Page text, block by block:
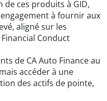
ces produits à GID,
à fournir aux
aligné sur les
Conduct
de CA Auto Finance au
accéder à une
des actifs de pointe,